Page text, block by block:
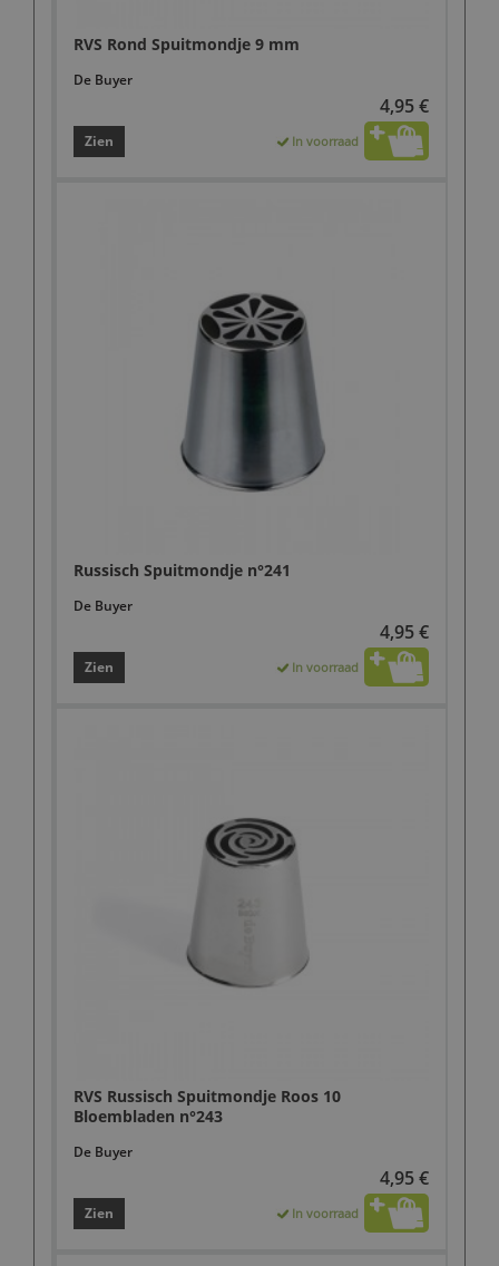
RVS Rond Spuitmondje 9 mm
De Buyer
4,95 €
Zien In voorraad
Russisch Spuitmondje n°241
De Buyer
4,95 €
Zien In voorraad
RVS Russisch Spuitmondje Roos 10
Bloembladen n°243
De Buyer
4,95 €
Zien In voorraad